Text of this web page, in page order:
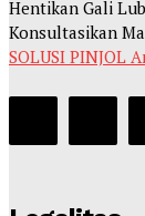
Hentikan Gali
Konsultasikan
SOLUSI PINJOL